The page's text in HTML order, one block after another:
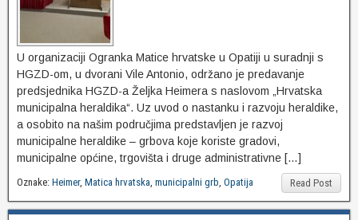
U organizaciji Ogranka Matice hrvatske u Opatiji u suradnji s
HGZD-om, u dvorani Vile Antonio, održano je predavanje
predsjednika HGZD-a Željka Heimera s naslovom „Hrvatska
municipalna heraldika“. Uz uvod o nastanku i razvoju heraldike,
a osobito na našim područjima predstavljen je razvoj
municipalne heraldike – grbova koje koriste gradovi,
municipalne općine, trgovišta i druge administrativne […]
Read Post
Oznake: Heimer, Matica hrvatska, municipalni grb, Opatija